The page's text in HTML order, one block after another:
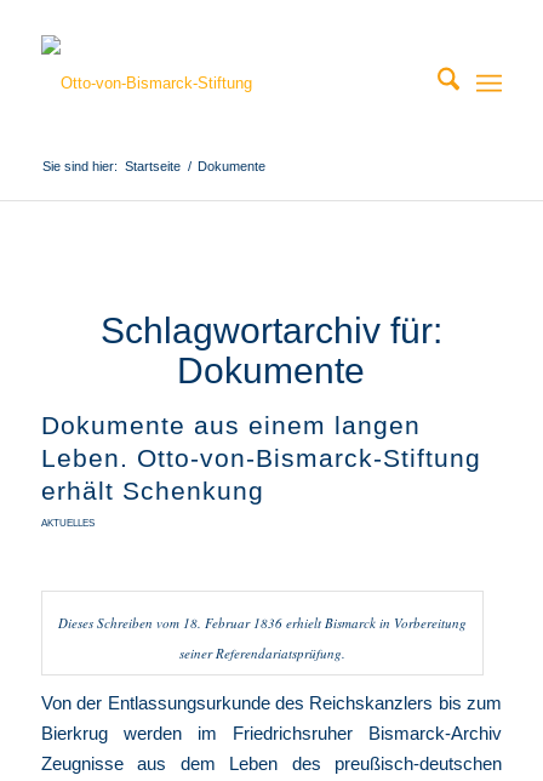
Sie sind hier: Startseite / Dokumente
Schlagwortarchiv für:
Dokumente
Dokumente aus einem langen
Leben. Otto-von-Bismarck-Stiftung
erhält Schenkung
AKTUELLES
Dieses Schreiben vom 18. Februar 1836 erhielt Bismarck in Vorbereitung
seiner Referendariatsprüfung.
Von der Entlassungsurkunde des Reichskanzlers bis zum
Bierkrug werden im Friedrichsruher Bismarck-Archiv
Zeugnisse aus dem Leben des preußisch-deutschen